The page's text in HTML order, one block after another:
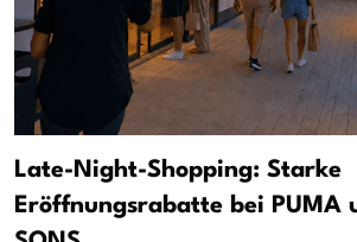
Late-Night-Shopping: Starke
Eröffnungsrabatte bei PUMA